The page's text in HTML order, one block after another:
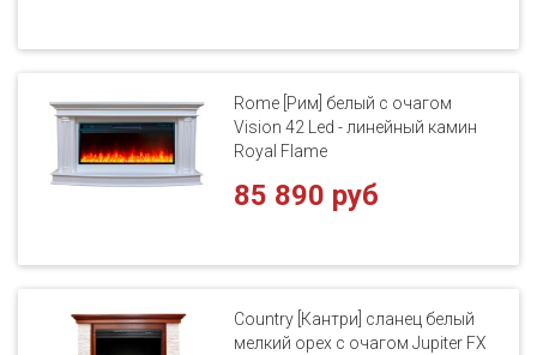
Rome [Рим] белый с очагом
Vision 42 Led - линейный камин
Royal Flame
85 890 руб
Country [Кантри] сланец белый
мелкий орех с очагом Jupiter FX